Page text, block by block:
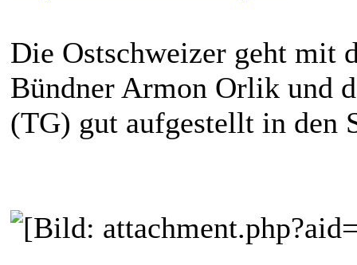
Die Ostschweizer geht mit
Bündner Armon Orlik und
(TG) gut aufgestellt in den